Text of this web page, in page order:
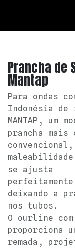
Prancha de
Mantap
Para ondas
Indonésia de
MANTAP, um
prancha mais
convencional,
se ajusta
deixando a
nos tubos.
O ourline
proporciona
remada,